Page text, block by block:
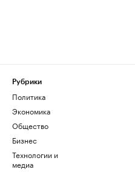
Рубрики
Политика
Экономика
Общество
Бизнес
Технологии и
медиа